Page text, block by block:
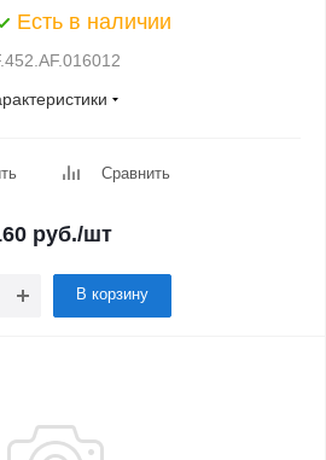
Есть в наличии
Сравнить
руб./шт
В корзину